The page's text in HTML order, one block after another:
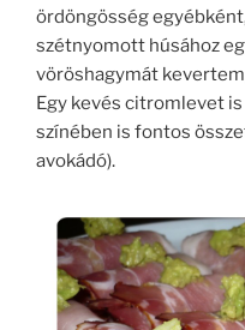
ördöngösség
szétnyomott húsához
vöröshagymát
Egy kevés citromlevet
színében is fontos
avokádó).